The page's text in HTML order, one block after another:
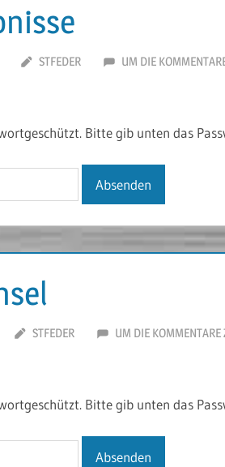
STFEDER
UM DIE
Bitte gib unten das
STFEDER
UM DIE KOMMENTARE
Bitte gib unten das